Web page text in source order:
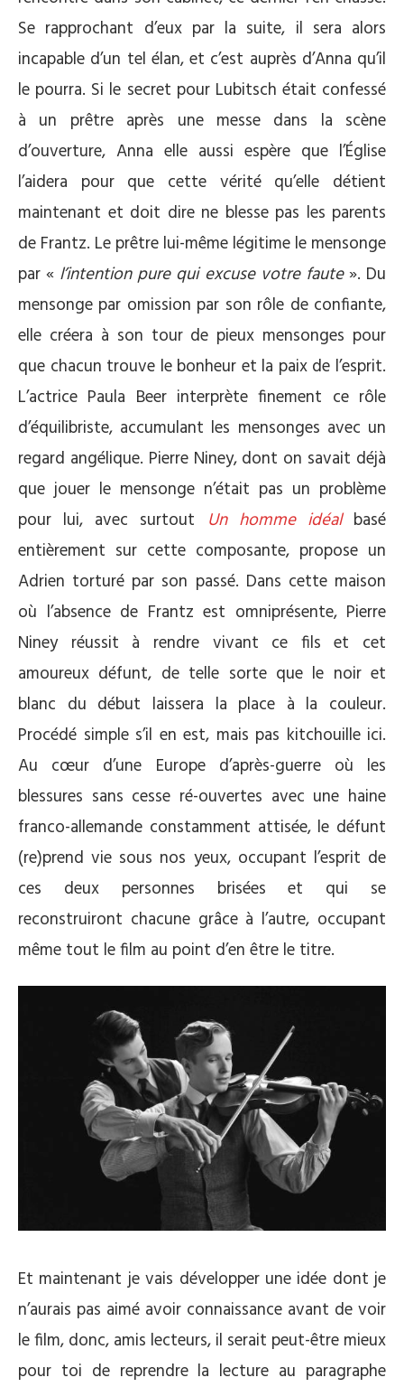
Se rapprochant d’eux par la suite, il sera alors
incapable d’un tel élan, et c’est auprès d’Anna qu’il
le pourra. Si le secret pour Lubitsch était confessé
à un prêtre après une messe dans la scène
d’ouverture, Anna elle aussi espère que l’Église
l’aidera pour que cette vérité qu’elle détient
maintenant et doit dire ne blesse pas les parents
de Frantz. Le prêtre lui-même légitime le mensonge
par « l’intention pure qui excuse votre faute». Du
mensonge par omission par son rôle de confiante,
elle créera à son tour de pieux mensonges pour
que chacun trouve le bonheur et la paix de l’esprit.
L’actrice Paula Beer interprète finement ce rôle
d’équilibriste, accumulant les mensonges avec un
regard angélique. Pierre Niney, dont on savait déjà
que jouer le mensonge n’était pas un problème
pour lui, avec surtout Un homme idéal basé
entièrement sur cette composante, propose un
Adrien torturé par son passé. Dans cette maison
où l’absence de Frantz est omniprésente, Pierre
Niney réussit à rendre vivant ce fils et cet
amoureux défunt, de telle sorte que le noir et
blanc du début laissera la place à la couleur.
Procédé simple s’il en est, mais pas kitchouille ici.
Au cœur d’une Europe d’après-guerre où les
blessures sans cesse ré-ouvertes avec une haine
franco-allemande constamment attisée, le défunt
(re)prend vie sous nos yeux, occupant l’esprit de
ces deux personnes brisées et qui se
reconstruiront chacune grâce à l’autre, occupant
même tout le film au point d’en être le titre.
Et maintenant je vais développer une idée dont je
n’aurais pas aimé avoir connaissance avant de voir
le film, donc, amis lecteurs, il serait peut-être mieux
pour toi de reprendre la lecture au paragraphe